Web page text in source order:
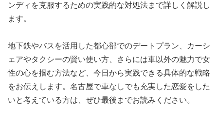
ンディを克服するための実践的な対処法まで詳しく解説し
ます。
地下鉄やバスを活用した都心部でのデートプラン、カーシ
ェアやタクシーの賢い使い方、さらには車以外の魅力で女
性の心を掴む方法など、今日から実践できる具体的な戦略
をお伝えします。名古屋で車なしでも充実した恋愛をした
いと考えている方は、ぜひ最後までお読みください。